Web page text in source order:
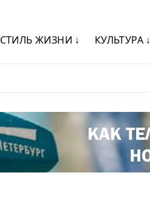
СТИЛЬ ЖИЗНИ ↓ КУЛЬТУРА ↓